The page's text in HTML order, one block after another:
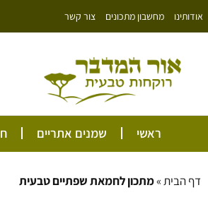
לתוכן
אודותינו מחשבון מתכונים צור קשר
ראשי שמנים אתריים
דף הבית»מתכון לחמאת שפתיים טבעית